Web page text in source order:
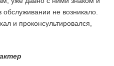
обслуживании не возникало.
и проконсультировался,